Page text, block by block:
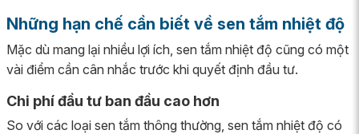
Những hạn chế cần biết về sen tắm nhiệt độ
Mặc dù mang lại nhiều lợi ích, sen tắm nhiệt độ cũng có một
vài điểm cần cân nhắc trước khi quyết định đầu tư.
Chi phí đầu tư ban đầu cao hơn
So với các loại sen tắm thông thường, sen tắm nhiệt độ có